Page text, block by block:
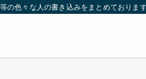
の色々な人の書き込みをまとめておりま